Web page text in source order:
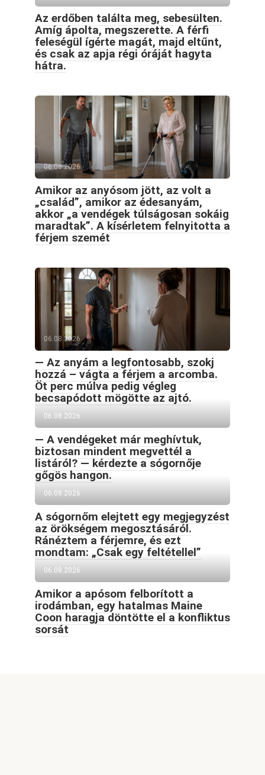
Az erdőben találta meg, sebesülten.
Amíg ápolta, megszerette. A férfi
feleségül ígérte magát, majd eltűnt,
és csak az apja régi óráját hagyta
hátra.
06.08.2026
Amikor az anyósom jött, az volt a
„család”, amikor az édesanyám,
akkor „a vendégek túlságosan sokáig
maradtak”. A kísérletem felnyitotta a
férjem szemét
06.08.2026
— Az anyám a legfontosabb, szokj
hozzá – vágta a férjem a arcomba.
Öt perc múlva pedig végleg
becsapódott mögötte az ajtó.
06.08.2026
— A vendégeket már meghívtuk,
biztosan mindent megvettél a
listáról? — kérdezte a sógornője
gőgös hangon.
06.08.2026
A sógornőm elejtett egy megjegyzést
az örökségem megosztásáról.
Ránéztem a férjemre, és ezt
mondtam: „Csak egy feltétellel”
06.08.2026
Amikor a apósom felborított a
irodámban, egy hatalmas Maine
Coon haragja döntötte el a konfliktus
sorsát